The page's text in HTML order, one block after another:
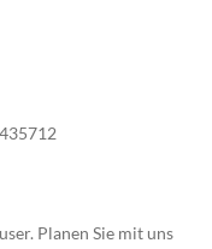
435712
Planen Sie mit uns